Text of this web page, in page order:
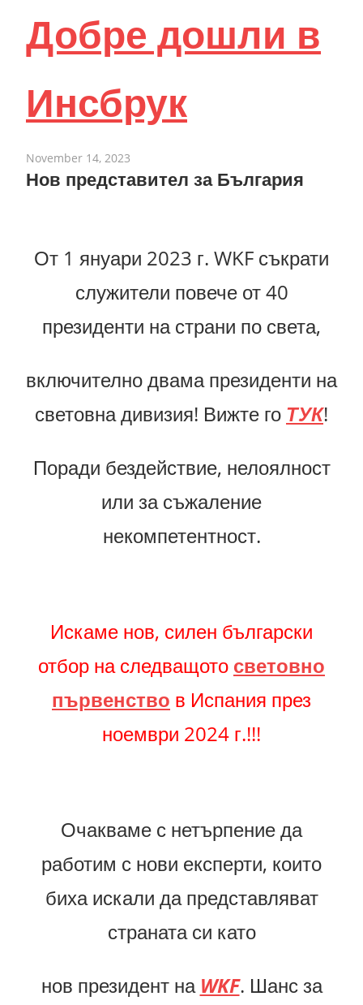
Добре дошли в
Инсбрук
November 14, 2023
Нов представител за България
От 1 януари 2023 г. WKF съкрати
служители повече от 40
президенти на страни по света,
включително двама президенти на
световна дивизия! Вижте го ТУК!
Поради бездействие, нелоялност
или за съжаление
некомпетентност.
Искаме нов, силен български
отбор на следващото световно
първенство в Испания през
ноември 2024 г.!!!
Очакваме с нетърпение да
работим с нови експерти, които
биха искали да представляват
страната си като
нов президент на WKF. Шанс за